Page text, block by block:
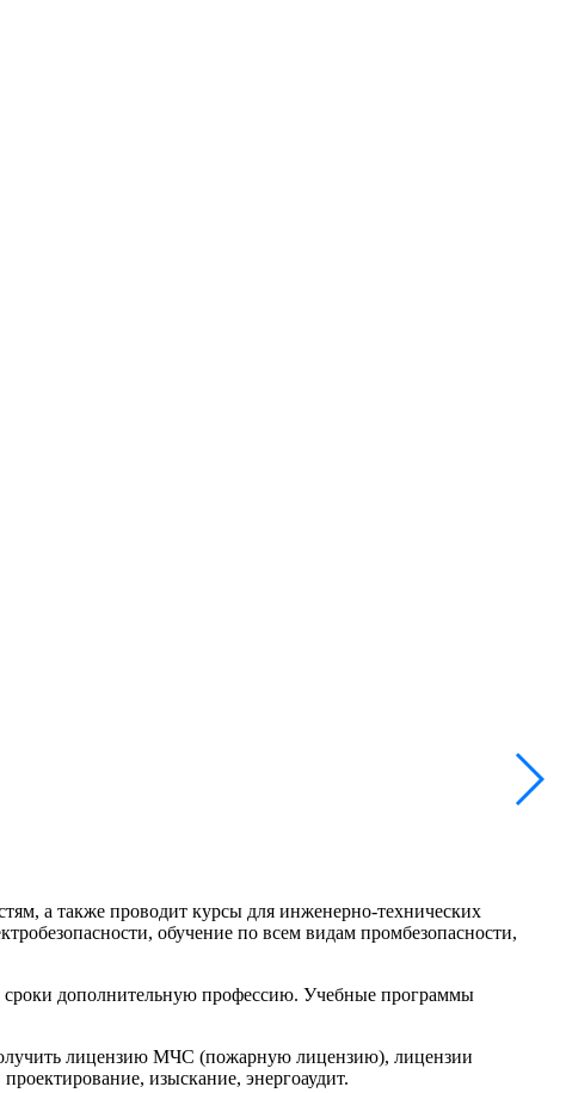
а также проводит курсы для инженерно-технических
обучение по всем видам промбезопасности,
сроки дополнительную профессию. Учебные программы
лицензию МЧС (пожарную лицензию), лицензии
изыскание, энергоаудит.